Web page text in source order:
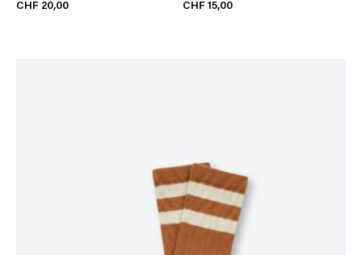
CHF 20,00
CHF 15,00